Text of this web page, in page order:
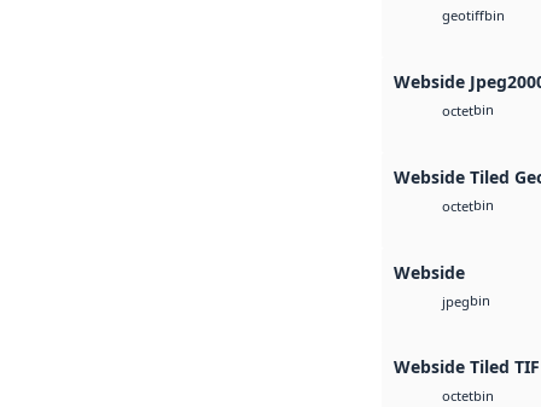
geotiffbin
Webside
octetbin
Webside Tiled
octetbin
Webside
jpegbin
Webside Tiled
octetbin